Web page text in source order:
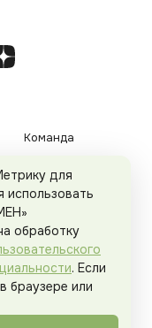
Команда
защищены.
для
использовать
обработку
. Если
браузере или